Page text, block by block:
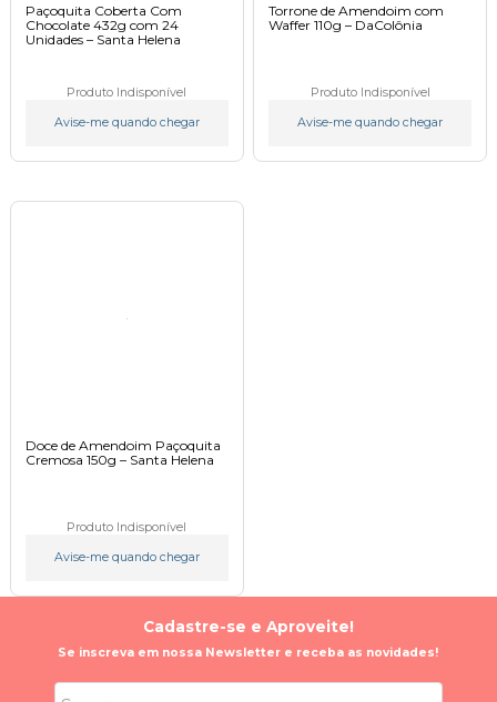
Paçoquita Coberta Com
Chocolate 432g com 24
Unidades – Santa Helena
Produto Indisponível
Avise-me quando chegar
Torrone de Amendoim com
Waffer 110g – DaColônia
Produto Indisponível
Avise-me quando chegar
Doce de Amendoim Paçoquita
Cremosa 150g – Santa Helena
Produto Indisponível
Avise-me quando chegar
Cadastre-se e Aproveite!
Se inscreva em nossa Newsletter e receba as novidades!